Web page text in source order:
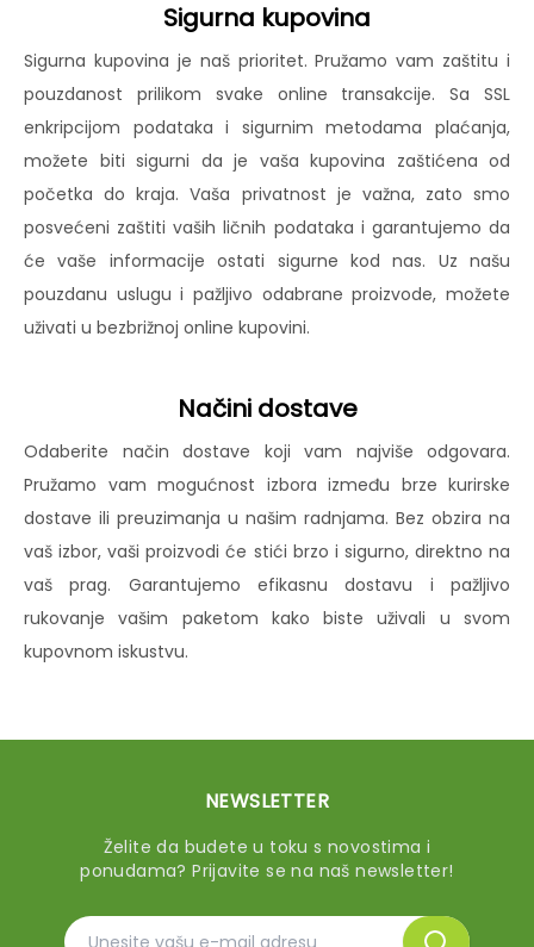
Sigurna kupovina
Sigurna kupovina je naš prioritet. Pružamo vam zaštitu i
pouzdanost prilikom svake online transakcije. Sa SSL
enkripcijom podataka i sigurnim metodama plaćanja,
možete biti sigurni da je vaša kupovina zaštićena od
početka do kraja. Vaša privatnost je važna, zato smo
posvećeni zaštiti vaših ličnih podataka i garantujemo da
će vaše informacije ostati sigurne kod nas. Uz našu
pouzdanu uslugu i pažljivo odabrane proizvode, možete
uživati u bezbrižnoj online kupovini.
Načini dostave
Odaberite način dostave koji vam najviše odgovara.
Pružamo vam mogućnost izbora između brze kurirske
dostave ili preuzimanja u našim radnjama. Bez obzira na
vaš izbor, vaši proizvodi će stići brzo i sigurno, direktno na
vaš prag. Garantujemo efikasnu dostavu i pažljivo
rukovanje vašim paketom kako biste uživali u svom
kupovnom iskustvu.
NEWSLETTER
Želite da budete u toku s novostima i
ponudama? Prijavite se na naš newsletter!